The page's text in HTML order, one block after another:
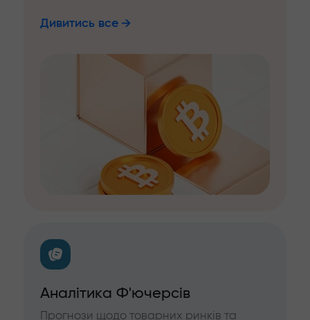
Дивитись все
Аналітика Ф'ючерсів
Прогнози щодо товарних ринків та